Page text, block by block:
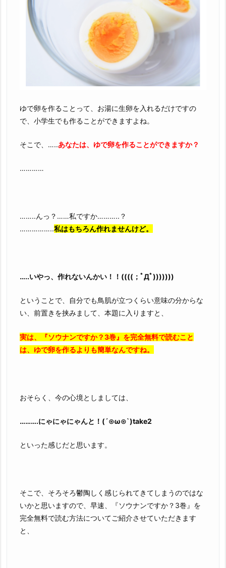
ゆで卵を作ることって、お湯に生卵を入れるだけですの
で、小学生でも作ることができますよね。
そこで、…..あなたは、ゆで卵を作ることができますか？
…………
……..んっ？……私ですか………..？
……………..私はもちろん作れませんけど。
…..いやっ、作れないんかい！！((((；ﾟДﾟ)))))))
ということで、自分でも鳥肌が立つくらい意味の分からな
い、前置きを挟みまして、本題に入りますと、
実は、『ソウナンですか？3巻』を完全無料で読むこと
は、ゆで卵を作るよりも簡単なんですね。
おそらく、今の心境としましては、
……….にゃにゃにゃんと！(´⊙ω⊙`)take2
といった感じだと思います。
そこで、そろそろ鬱陶しく感じられてきてしまうのではな
いかと思いますので、早速、『ソウナンですか？3巻』を
完全無料で読む方法についてご紹介させていただきます
と、